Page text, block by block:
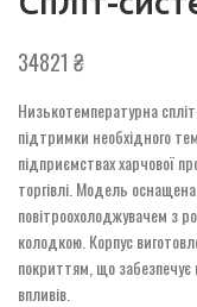
34821 ₴
Низькотемпературна
підтримки необхідного
підприємствах харчової
торгівлі. Модель
повітроохолоджувачем з
колодкою. Корпус
покриттям, що забезпечує
впливів.